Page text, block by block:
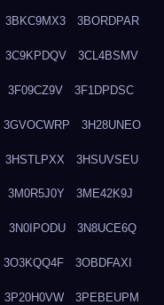
3BKC9MX3 3BORDPAR
3C9KPDQV 3CL4BSMV
3F09CZ9V 3F1DPDSC
3GVOCWRP 3H28UNEO
3HSTLPXX 3HSUVSEU
3M0R5J0Y 3ME42K9J
3N0IPODU 3N8UCE6Q
3O3KQQ4F 3OBDFAXI
3P20H0VW 3PEBEUPM